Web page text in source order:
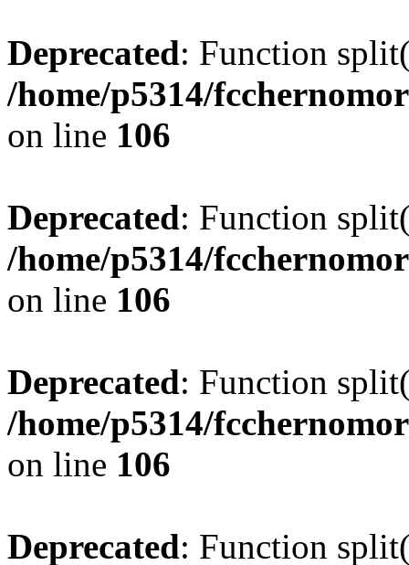
Deprecated: Function
/home/p5314/
on line 106
Deprecated: Function
/home/p5314/
on line 106
Deprecated: Function
/home/p5314/
on line 106
Deprecated: Function